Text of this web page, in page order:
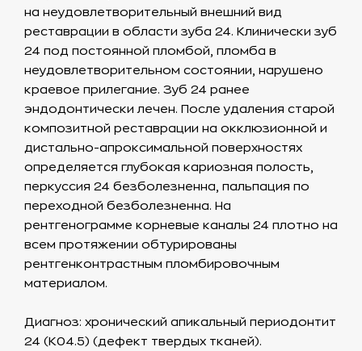
на неудовлетворительный внешний вид
реставрации в области зуба 24. Клинически зуб
24 под постоянной пломбой, пломба в
неудовлетворительном состоянии, нарушено
краевое прилегание. Зуб 24 ранее
эндодонтически лечен. После удаления старой
композитной реставрации на окклюзионной и
дистально-апроксимальной поверхностях
определяется глубокая кариозная полость,
перкуссия 24 безболезненна, пальпация по
переходной безболезненна. На
рентгенограмме корневые каналы 24 плотно на
всем протяжении обтурированы
рентгенконтрастным пломбировочным
материалом.
Диагноз: хронический апикальный периодонтит
24 (К04.5) (дефект твердых тканей).